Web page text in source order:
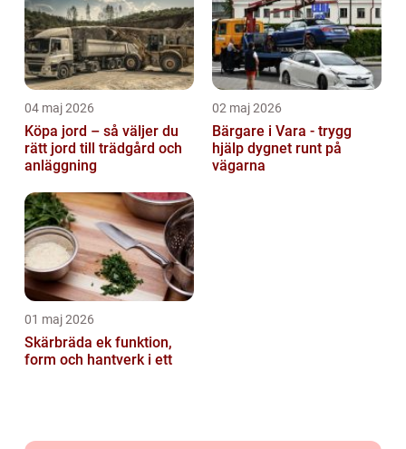
04 maj 2026
Köpa jord – så väljer du
rätt jord till trädgård och
anläggning
02 maj 2026
Bärgare i Vara - trygg
hjälp dygnet runt på
vägarna
01 maj 2026
Skärbräda ek funktion,
form och hantverk i ett